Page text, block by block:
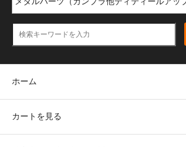
ホーム
カートを見る